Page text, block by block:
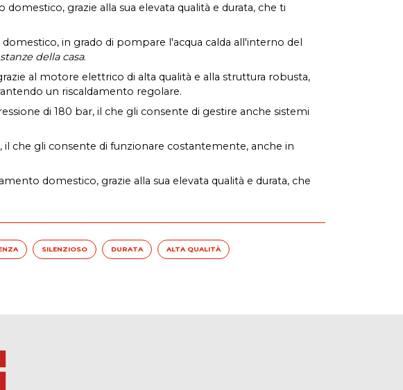
grazie alla sua elevata qualità e durata, che ti
in grado di pompare l'acqua calda all'interno del
della casa.
al motore elettrico di alta qualità e alla struttura robusta,
un riscaldamento regolare.
di 180 bar, il che gli consente di gestire anche sistemi
che gli consente di funzionare costantemente, anche in
domestico, grazie alla sua elevata qualità e durata, che
SILENZIOSO DURATA ALTA QUALITÀ